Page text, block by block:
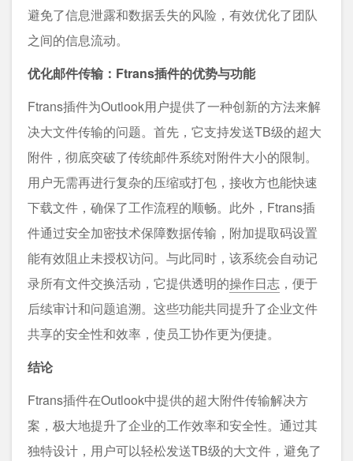
避免了信息泄露和数据丢失的风险，有效优化了团队
之间的信息流动。
优化邮件传输：Ftrans插件的优势与功能
Ftrans插件为Outlook用户提供了一种创新的方法来解
决大文件传输的问题。首先，它支持发送TB级的超大
附件，彻底突破了传统邮件系统对附件大小的限制。
用户无需再进行复杂的压缩或打包，接收方也能快速
下载文件，确保了工作流程的顺畅。此外，Ftrans插
件通过安全加密技术保障数据传输，附加提取码设置
能有效阻止未授权访问。与此同时，该系统会自动记
录所有文件交换活动，它提供透明的操作日志 ，便于
后续审计和问题追溯。这些功能共同提升了企业文件
共享的安全性和效率，使员工协作更为便捷。
结论
Ftrans插件在Outlook中提供的超大附件传输解决方
案，极大地提升了企业的工作效率和安全性。通过其
独特设计，用户可以轻松发送TB级的大文件，避免了